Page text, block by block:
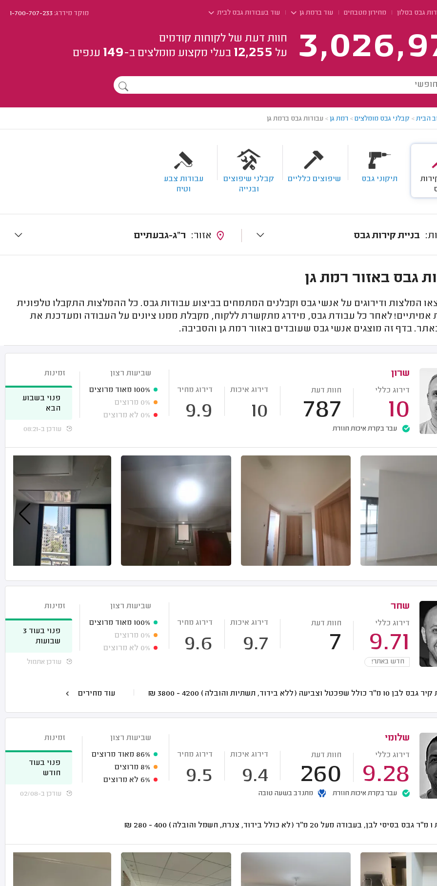
גבס בסלון מחירון מטבחים עוד ברמת גן עוד בעבודות גבס לבית מוקד מידרג:1-700-707-233
חוות דעת של לקוחות קודמים
על 12,255 בעלי מקצוע מומלצים ב-149 ענפים
הבית> קבלני גבס מומלצים> רמת גן> עבודות גבס ברמת גן
תיקוני גבס שיפוצים כלליים
קבלני שיפוצים
ובנייה
עבודות צבע
וטיח
בניית קירות גבס ר"ג-גבעתיים
גבס באזור רמת גן
המלצות ודירוגים על אנשי גבס וקבלנים המתמחים בביצוע עבודות גבס. כל ההמלצות התקבלו טלפונית
אמיתיים! לאחר כל עבודת גבס, מידרג מתקשרת ללקוח, מקבלת ממנו ציונים על העבודה ומעדכנת את
בדף זה מוצגים אנשי גבס שעובדים באזור רמת גן והסביבה.
שרון
דירוג כללי
10
חוות דעת
787
דירוג איכות
10
דירוג מחיר
9.9
עבר בקרת איכות חוזרת
שביעות רצון
100% מאוד מרוצים
0% מרוצים
0% לא מרוצים
זמינות
פנוי בשבוע
הבא
עודכן ב-08:21
שחר
דירוג כללי
9.71
חוות דעת
7
דירוג איכות
9.7
דירוג מחיר
9.6
חדש באתר!
שביעות רצון
100% מאוד מרוצים
0% מרוצים
0% לא מרוצים
זמינות
פנוי בעוד 3
שבועות
עודכן אתמול
מ"ר כולל שפכטל וצביעה (ללא בידוד, תשתיות והובלה) 4200 - 3800
₪ עוד מחירים
שלומי
דירוג כללי
9.28
חוות דעת
260
דירוג איכות
9.4
דירוג מחיר
9.5
עבר בקרת איכות חוזרת מתנדב בשעה טובה
שביעות רצון
86% מאוד מרוצים
8% מרוצים
6% לא מרוצים
זמינות
פנוי בעוד
חודש
עודכן ב-02/08
400 - 280
₪